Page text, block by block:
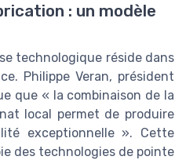
: un modèle
technologique réside dans
Philippe Veran, président
que « la combinaison de la
local permet de produire
exceptionnelle ». Cette
des technologies de pointe